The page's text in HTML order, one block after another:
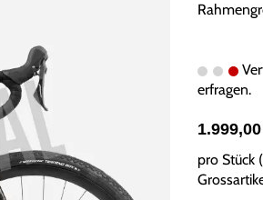
erfragen.
pro Stück